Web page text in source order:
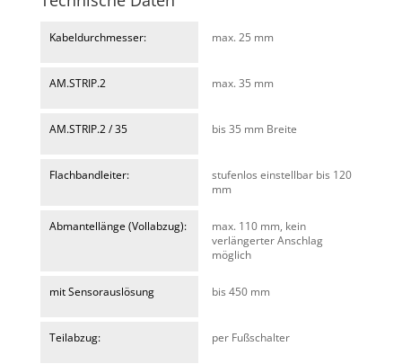
Kabeldurchmesser: max. 25 mm
AM.STRIP.2 max. 35 mm
AM.STRIP.2 / 35 bis 35 mm Breite
Flachbandleiter:
stufenlos einstellbar bis 120
mm
Abmantellänge (Vollabzug):
max. 110 mm, kein
verlängerter Anschlag
möglich
mit Sensorauslösung bis 450 mm
Teilabzug: per Fußschalter